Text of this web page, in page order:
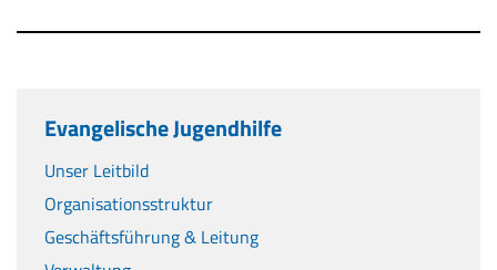
Evangelische Jugendhilfe
Unser Leitbild
Organisationsstruktur
Geschäftsführung & Leitung